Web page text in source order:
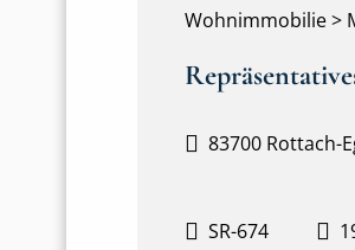
Wohnimmobilie >
83700 Rottach-
SR-674